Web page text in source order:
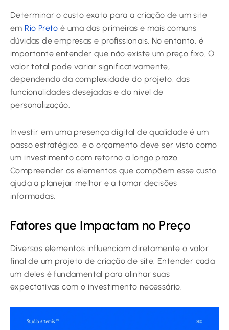
Determinar o custo exato para a criação de um site
em Rio Preto é uma das primeiras e mais comuns
dúvidas de empresas e profissionais. No entanto, é
importante entender que não existe um preço fixo. O
valor total pode variar significativamente,
dependendo da complexidade do projeto, das
funcionalidades desejadas e do nível de
personalização.
Investir em uma presença digital de qualidade é um
passo estratégico, e o orçamento deve ser visto como
um investimento com retorno a longo prazo.
Compreender os elementos que compõem esse custo
ajuda a planejar melhor e a tomar decisões
informadas.
Fatores que Impactam no Preço
Diversos elementos influenciam diretamente o valor
final de um projeto de criação de site. Entender cada
um deles é fundamental para alinhar suas
expectativas com o investimento necessário.